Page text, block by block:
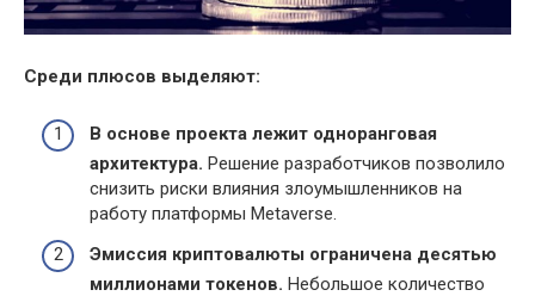
Среди плюсов выделяют:
В основе проекта лежит одноранговая
архитектура. Решение разработчиков позволило
снизить риски влияния злоумышленников на
работу платформы Metaverse.
Эмиссия криптовалюты ограничена десятью
миллионами токенов. Небольшое количество